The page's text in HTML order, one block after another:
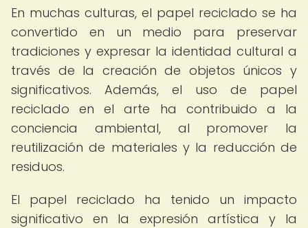
En muchas culturas, el papel reciclado se ha
convertido en un medio para preservar
tradiciones y expresar la identidad cultural a
través de la creación de objetos únicos y
significativos. Además, el uso de papel
reciclado en el arte ha contribuido a la
conciencia ambiental, al promover la
reutilización de materiales y la reducción de
residuos.
El papel reciclado ha tenido un impacto
significativo en la expresión artística y la